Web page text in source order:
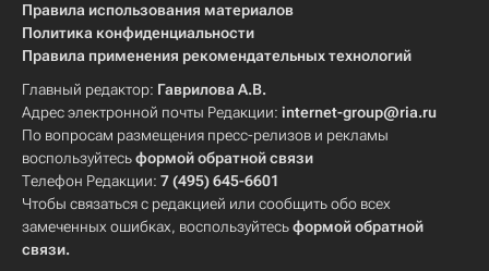
Правила использования материалов
Политика конфиденциальности
Правила применения рекомендательных технологий
Главный редактор: Гаврилова А.В.
Адрес электронной почты Редакции: internet-group@ria.ru
По вопросам размещения пресс-релизов и рекламы
воспользуйтесьформой обратной связи
Телефон Редакции: 7 (495) 645-6601
Чтобы связаться с редакцией или сообщить обо всех
замеченных ошибках, воспользуйтесьформой обратной
связи.